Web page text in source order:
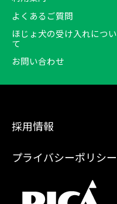
よくあるご質問
ほじょ犬の受け入れについ
て
お問い合わせ
採用情報
プライバシーポリシー